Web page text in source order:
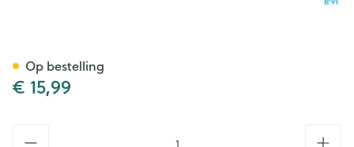
€ 15,99
Op bestelling